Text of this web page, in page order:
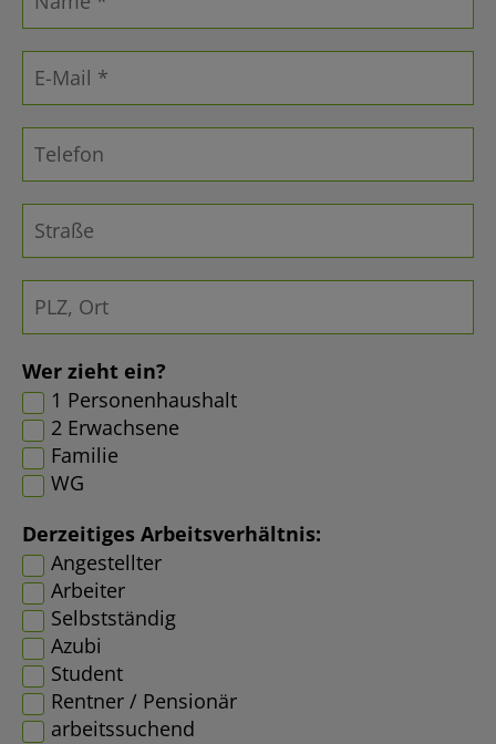
Wer zieht ein?
1 Personenhaushalt
2 Erwachsene
Familie
WG
Derzeitiges Arbeitsverhältnis:
Angestellter
Arbeiter
Selbstständig
Azubi
Student
Rentner / Pensionär
arbeitssuchend